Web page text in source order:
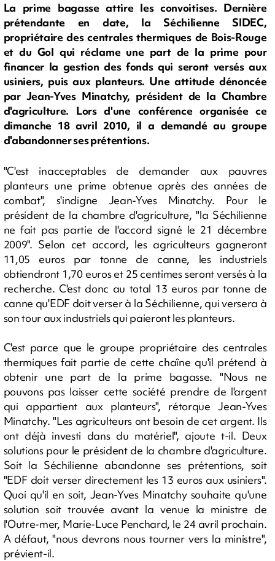
La prime bagasse attire les convoitises. Dernière
prétendante en date, la Séchilienne SIDEC,
propriétaire des centrales thermiques de Bois-Rouge
et du Gol qui réclame une part de la prime pour
financer la gestion des fonds qui seront versés aux
usiniers, puis aux planteurs. Une attitude dénoncée
par Jean-Yves Minatchy, président de la Chambre
d'agriculture. Lors d'une conférence organisée ce
dimanche 18 avril 2010, il a demandé au groupe
d'abandonner ses prétentions.
"C'est inacceptables de demander aux pauvres
planteurs une prime obtenue après des années de
combat", s'indigne Jean-Yves Minatchy. Pour le
président de la chambre d'agriculture, "la Séchilienne
ne fait pas partie de l'accord signé le 21 décembre
2009". Selon cet accord, les agriculteurs gagneront
11,05 euros par tonne de canne, les industriels
obtiendront 1,70 euros et 25 centimes seront versés à la
recherche. C'est donc au total 13 euros par tonne de
canne qu'EDF doit verser à la Séchilienne, qui versera à
son tour aux industriels qui paieront les planteurs.
C'est parce que le groupe propriétaire des centrales
thermiques fait partie de cette chaîne qu'il prétend à
obtenir une part de la prime bagasse. "Nous ne
pouvons pas laisser cette société prendre de l'argent
qui appartient aux planteurs", rétorque Jean-Yves
Minatchy. "Les agriculteurs ont besoin de cet argent. Ils
ont déjà investi dans du matériel", ajoute t-il. Deux
solutions pour le président de la chambre d'agriculture.
Soit la Séchilienne abandonne ses prétentions, soit
"EDF doit verser directement les 13 euros aux usiniers".
Quoi qu'il en soit, Jean-Yves Minatchy souhaite qu'une
solution soit trouvée avant la venue la ministre de
l'Outre-mer, Marie-Luce Penchard, le 24 avril prochain.
A défaut, "nous devrons nous tourner vers la ministre",
prévient-il.